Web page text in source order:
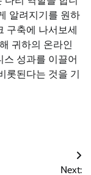
알려지기를 원하
구축에 나서보세
귀하의 온라인
성과를 이끌어
롯된다는 것을 기
Next: